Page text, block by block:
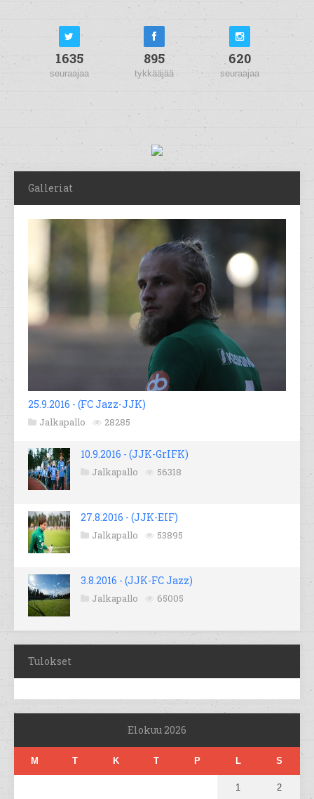
1635
seuraajaa
895
tykkääjää
620
seuraajaa
Galleriat
25.9.2016 - (FC Jazz-JJK)
Jalkapallo 28285
10.9.2016 - (JJK-GrIFK)
Jalkapallo 56318
27.8.2016 - (JJK-EIF)
Jalkapallo 53895
3.8.2016 - (JJK-FC Jazz)
Jalkapallo 65005
Tulokset
Elokuu 2026
M T K T P L S
1 2